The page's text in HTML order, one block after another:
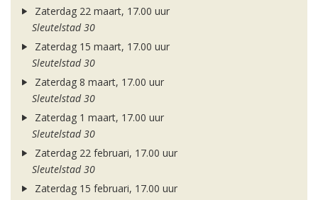
Zaterdag 22 maart, 17.00 uur
Sleutelstad 30
Zaterdag 15 maart, 17.00 uur
Sleutelstad 30
Zaterdag 8 maart, 17.00 uur
Sleutelstad 30
Zaterdag 1 maart, 17.00 uur
Sleutelstad 30
Zaterdag 22 februari, 17.00 uur
Sleutelstad 30
Zaterdag 15 februari, 17.00 uur